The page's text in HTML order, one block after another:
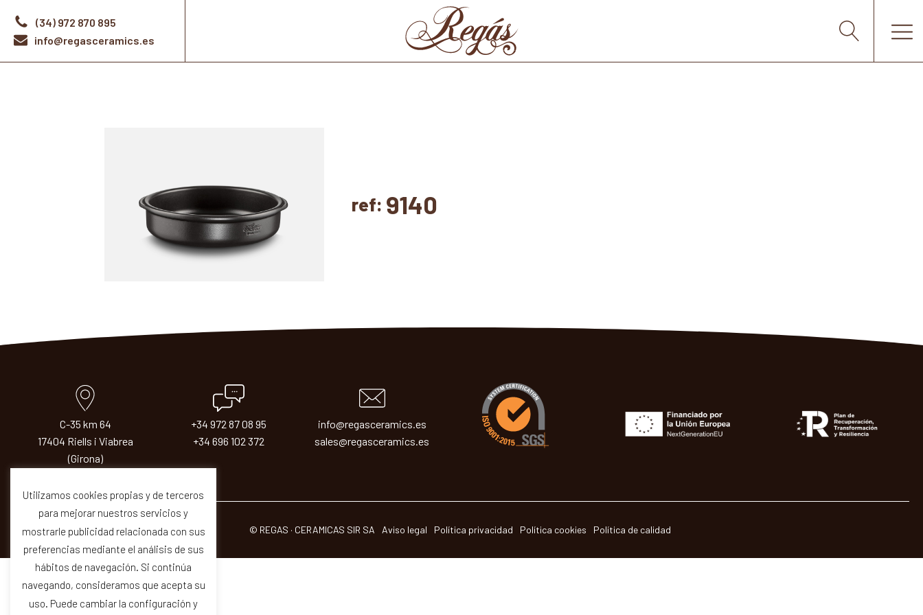
(34) 972 870 895
info@regasceramics.es
ref: 9140
C-35 km 64
17404 Riells i Viabrea
(Girona)
+34 972 87 08 95
+34 696 102 372
info@regasceramics.es
sales@regasceramics.es
© REGAS · CERAMICAS SIR SA Aviso legal Política privacidad Política cookies Política de calidad
Utilizamos cookies propias y de terceros
para mejorar nuestros servicios y
mostrarle publicidad relacionada con sus
preferencias mediante el análisis de sus
hábitos de navegación. Si continúa
navegando, consideramos que acepta su
uso. Puede cambiar la configuración y